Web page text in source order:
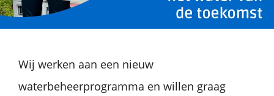
Wij werken aan een nieuw
waterbeheerprogramma en willen graag